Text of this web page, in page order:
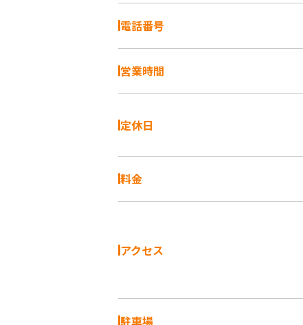
電話番号
営業時間
定休日
料金
アクセス
駐車場